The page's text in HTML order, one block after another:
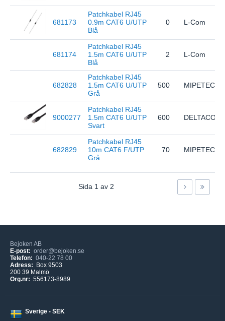
681173
Patchkabel RJ45
0.9m CAT6 U/UTP
Blå
0 L-Com
681174
Patchkabel RJ45
1.5m CAT6 U/UTP
Blå
2 L-Com
682828
Patchkabel RJ45
1.5m CAT6 U/UTP
Grå
500 MIPETECH
9000277
Patchkabel RJ45
1.5m CAT6 U/UTP
Svart
600 DELTACO
682829
Patchkabel RJ45
10m CAT6 F/UTP
Grå
70 MIPETECH
Sida 1 av 2
Bejoken AB
E-post: order@bejoken.se
Telefon: 040-22 78 00
Adress: Box 9503
200 39 Malmö
Org.nr: 556173-8989
Sverige - SEK